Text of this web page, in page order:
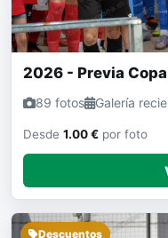
2026 - Previa
89 fotos Galería
Desde 1.00 € por foto
Descuentos